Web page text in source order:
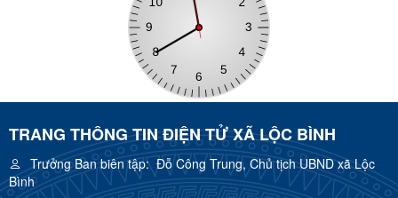
TRANG THÔNG TIN ĐIỆN TỬ XÃ LỘC BÌNH
Trưởng Ban biên tập:Đỗ Công Trung, Chủ tịch UBND xã Lộc
Bình